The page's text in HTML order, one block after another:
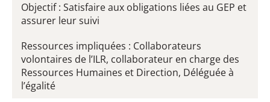
Objectif : Satisfaire aux obligations liées au GEP et
assurer leur suivi
Ressources impliquées : Collaborateurs
volontaires de l’ILR, collaborateur en charge des
Ressources Humaines et Direction, Déléguée à
l’égalité